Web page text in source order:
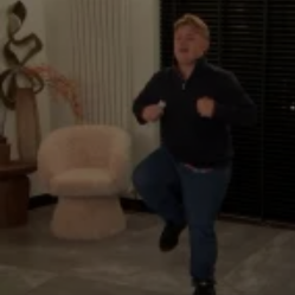
21:50